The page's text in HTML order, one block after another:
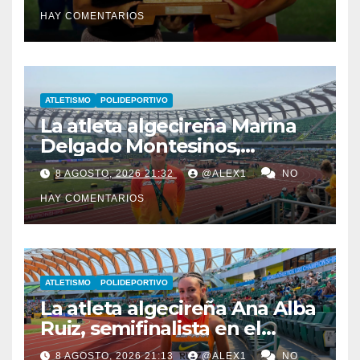
Ginés’
HAY COMENTARIOS
ATLETISMO POLIDEPORTIVO
La atleta algecireña Marina
Delgado Montesinos,
finalista con el relevo 4×100
en el Campeonato del
Mundo Sub-20
8 AGOSTO, 2026 21:32 @ALEX1 NO
HAY COMENTARIOS
ATLETISMO POLIDEPORTIVO
La atleta algecireña Ana Alba
Ruiz, semifinalista en el
Mundial Sub-20 con el relevo
8 AGOSTO, 2026 21:13 @ALEX1 NO